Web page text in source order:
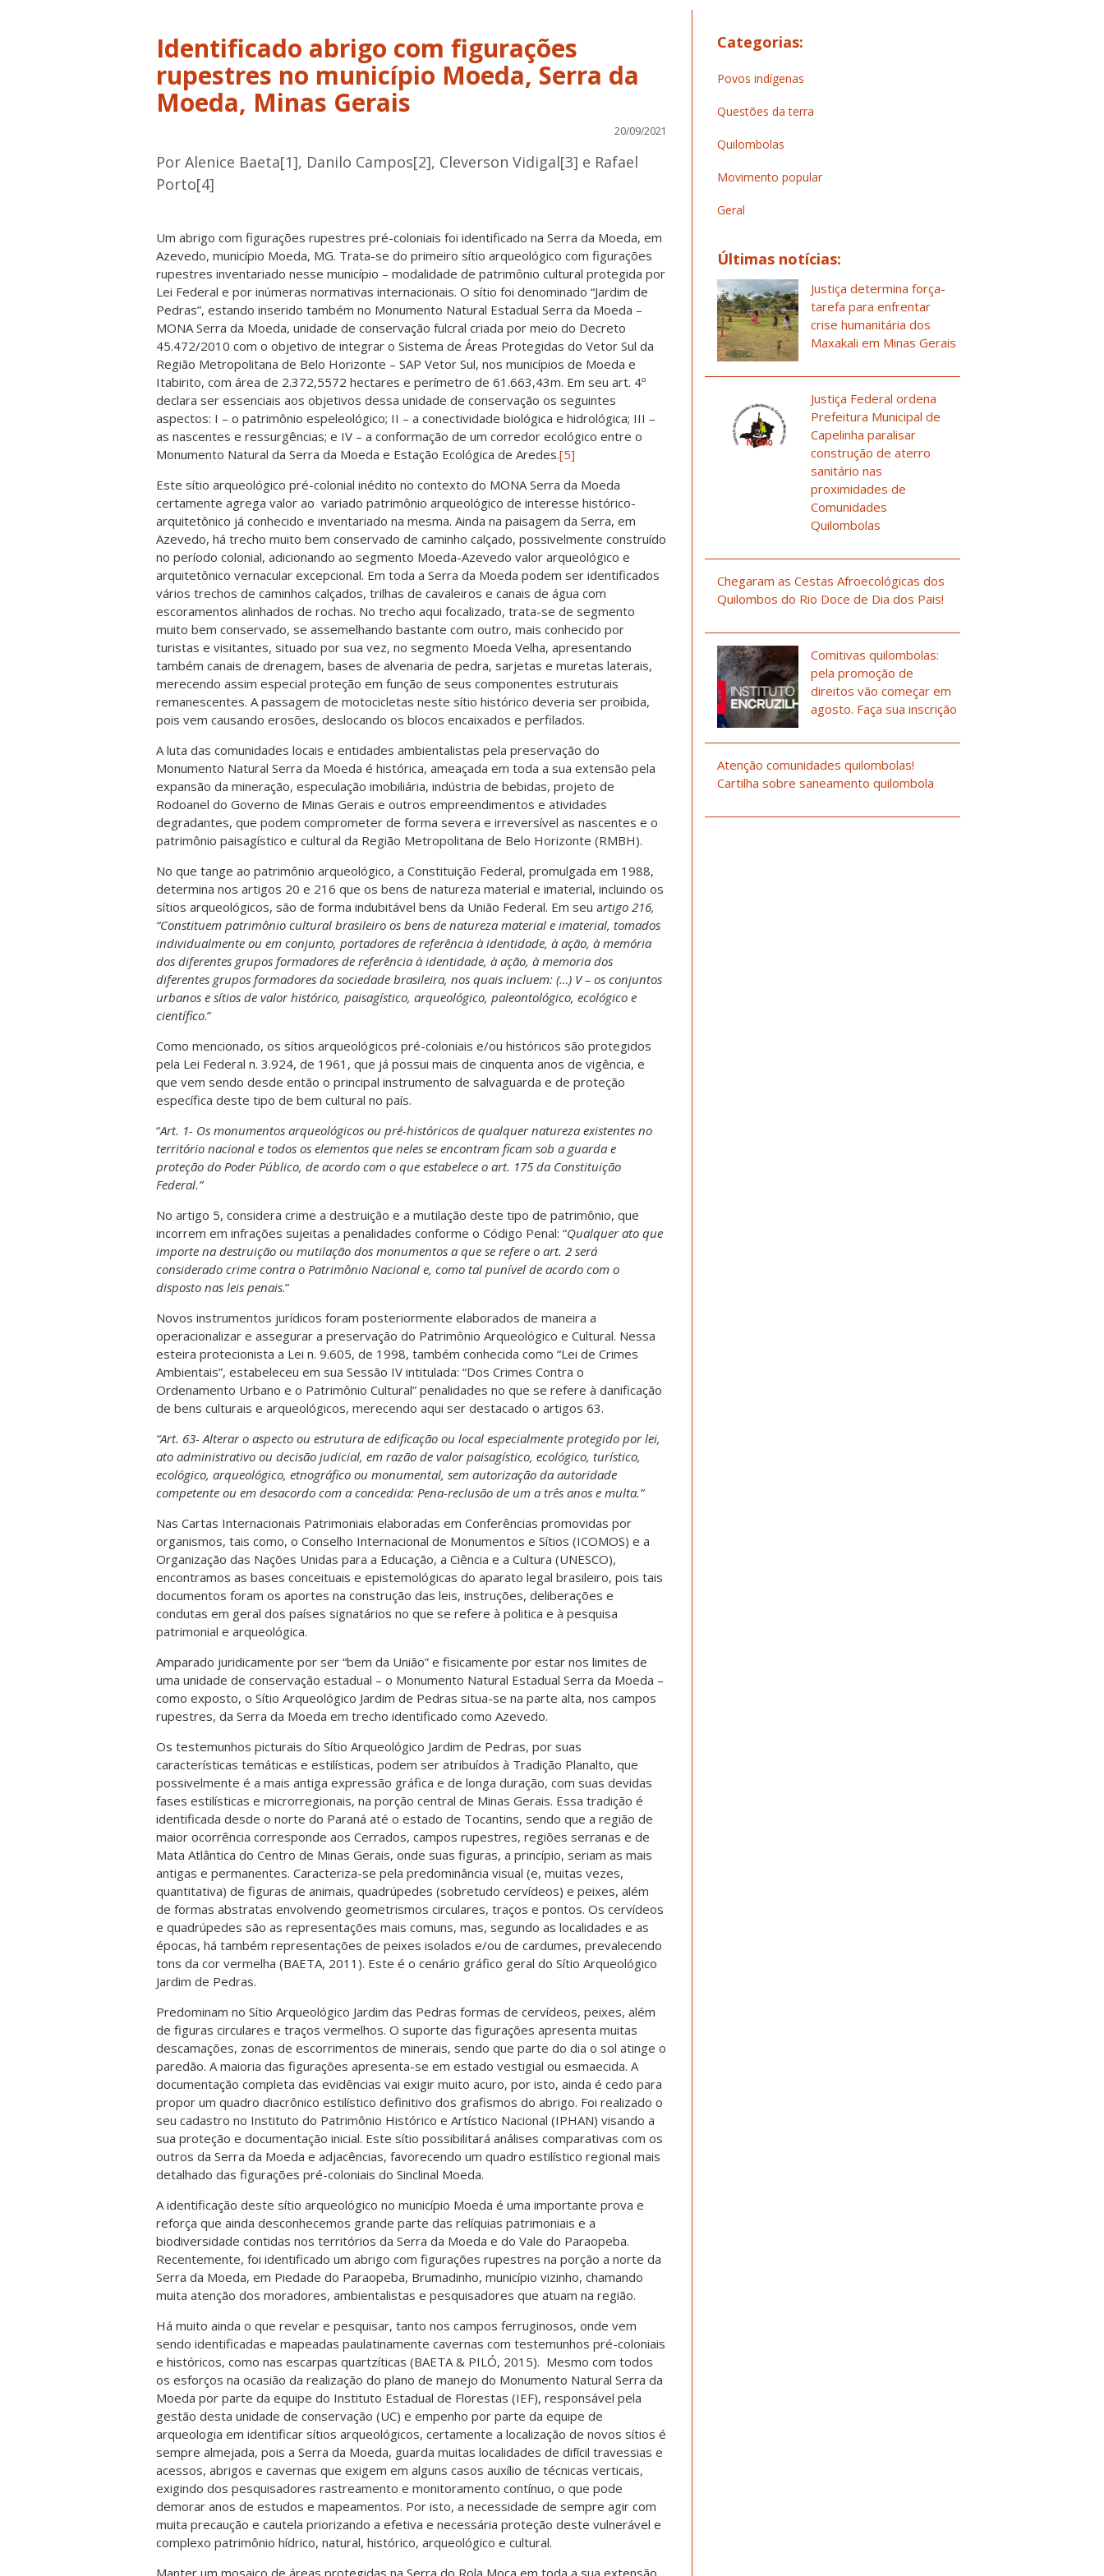
Identificado abrigo com figurações
rupestres no município Moeda, Serra da
Moeda, Minas Gerais
20/09/2021
Por Alenice Baeta[1], Danilo Campos[2], Cleverson Vidigal[3] e Rafael
Porto[4]
Um abrigo com figurações rupestres pré-coloniais foi identificado na Serra da Moeda, em
Azevedo, município Moeda, MG. Trata-se do primeiro sítio arqueológico com figurações
rupestres inventariado nesse município – modalidade de patrimônio cultural protegida por
Lei Federal e por inúmeras normativas internacionais. O sítio foi denominado “Jardim de
Pedras”, estando inserido também no Monumento Natural Estadual Serra da Moeda –
MONA Serra da Moeda, unidade de conservação fulcral criada por meio do Decreto
45.472/2010 com o objetivo de integrar o Sistema de Áreas Protegidas do Vetor Sul da
Região Metropolitana de Belo Horizonte – SAP Vetor Sul, nos municípios de Moeda e
Itabirito, com área de 2.372,5572 hectares e perímetro de 61.663,43m. Em seu art. 4º
declara ser essenciais aos objetivos dessa unidade de conservação os seguintes
aspectos: I – o patrimônio espeleológico; II – a conectividade biológica e hidrológica; III –
as nascentes e ressurgências; e IV – a conformação de um corredor ecológico entre o
Monumento Natural da Serra da Moeda e Estação Ecológica de Aredes.[5]
Este sítio arqueológico pré-colonial inédito no contexto do MONA Serra da Moeda
certamente agrega valor ao variado patrimônio arqueológico de interesse histórico-
arquitetônico já conhecido e inventariado na mesma. Ainda na paisagem da Serra, em
Azevedo, há trecho muito bem conservado de caminho calçado, possivelmente construído
no período colonial, adicionando ao segmento Moeda-Azevedo valor arqueológico e
arquitetônico vernacular excepcional. Em toda a Serra da Moeda podem ser identificados
vários trechos de caminhos calçados, trilhas de cavaleiros e canais de água com
escoramentos alinhados de rochas. No trecho aqui focalizado, trata-se de segmento
muito bem conservado, se assemelhando bastante com outro, mais conhecido por
turistas e visitantes, situado por sua vez, no segmento Moeda Velha, apresentando
também canais de drenagem, bases de alvenaria de pedra, sarjetas e muretas laterais,
merecendo assim especial proteção em função de seus componentes estruturais
remanescentes. A passagem de motocicletas neste sítio histórico deveria ser proibida,
pois vem causando erosões, deslocando os blocos encaixados e perfilados.
A luta das comunidades locais e entidades ambientalistas pela preservação do
Monumento Natural Serra da Moeda é histórica, ameaçada em toda a sua extensão pela
expansão da mineração, especulação imobiliária, indústria de bebidas, projeto de
Rodoanel do Governo de Minas Gerais e outros empreendimentos e atividades
degradantes, que podem comprometer de forma severa e irreversível as nascentes e o
patrimônio paisagístico e cultural da Região Metropolitana de Belo Horizonte (RMBH).
No que tange ao patrimônio arqueológico, a Constituição Federal, promulgada em 1988,
determina nos artigos 20 e 216 que os bens de natureza material e imaterial, incluindo os
sítios arqueológicos, são de forma indubitável bens da União Federal. Em seu artigo 216,
“Constituem patrimônio cultural brasileiro os bens de natureza material e imaterial, tomados
individualmente ou em conjunto, portadores de referência à identidade, à ação, à memória
dos diferentes grupos formadores de referência à identidade, à ação, à memoria dos
diferentes grupos formadores da sociedade brasileira, nos quais incluem: (…) V – os conjuntos
urbanos e sítios de valor histórico, paisagístico, arqueológico, paleontológico, ecológico e
científico.”
Como mencionado, os sítios arqueológicos pré-coloniais e/ou históricos são protegidos
pela Lei Federal n. 3.924, de 1961, que já possui mais de cinquenta anos de vigência, e
que vem sendo desde então o principal instrumento de salvaguarda e de proteção
específica deste tipo de bem cultural no país.
“Art. 1- Os monumentos arqueológicos ou pré-históricos de qualquer natureza existentes no
território nacional e todos os elementos que neles se encontram ficam sob a guarda e
proteção do Poder Público, de acordo com o que estabelece o art. 175 da Constituição
Federal.”
No artigo 5, considera crime a destruição e a mutilação deste tipo de patrimônio, que
incorrem em infrações sujeitas a penalidades conforme o Código Penal: “Qualquer ato que
importe na destruição ou mutilação dos monumentos a que se refere o art. 2 será
considerado crime contra o Patrimônio Nacional e, como tal punível de acordo com o
disposto nas leis penais.”
Novos instrumentos jurídicos foram posteriormente elaborados de maneira a
operacionalizar e assegurar a preservação do Patrimônio Arqueológico e Cultural. Nessa
esteira protecionista a Lei n. 9.605, de 1998, também conhecida como “Lei de Crimes
Ambientais”, estabeleceu em sua Sessão IV intitulada: “Dos Crimes Contra o
Ordenamento Urbano e o Patrimônio Cultural” penalidades no que se refere à danificação
de bens culturais e arqueológicos, merecendo aqui ser destacado o artigos 63.
“Art. 63- Alterar o aspecto ou estrutura de edificação ou local especialmente protegido por lei,
ato administrativo ou decisão judicial, em razão de valor paisagístico, ecológico, turístico,
ecológico, arqueológico, etnográfico ou monumental, sem autorização da autoridade
competente ou em desacordo com a concedida: Pena-reclusão de um a três anos e multa.”
Nas Cartas Internacionais Patrimoniais elaboradas em Conferências promovidas por
organismos, tais como, o Conselho Internacional de Monumentos e Sítios (ICOMOS) e a
Organização das Nações Unidas para a Educação, a Ciência e a Cultura (UNESCO),
encontramos as bases conceituais e epistemológicas do aparato legal brasileiro, pois tais
documentos foram os aportes na construção das leis, instruções, deliberações e
condutas em geral dos países signatários no que se refere à politica e à pesquisa
patrimonial e arqueológica.
Amparado juridicamente por ser “bem da União” e fisicamente por estar nos limites de
uma unidade de conservação estadual – o Monumento Natural Estadual Serra da Moeda –
como exposto, o Sítio Arqueológico Jardim de Pedras situa-se na parte alta, nos campos
rupestres, da Serra da Moeda em trecho identificado como Azevedo.
Os testemunhos picturais do Sítio Arqueológico Jardim de Pedras, por suas
características temáticas e estilísticas, podem ser atribuídos à Tradição Planalto, que
possivelmente é a mais antiga expressão gráfica e de longa duração, com suas devidas
fases estilísticas e microrregionais, na porção central de Minas Gerais. Essa tradição é
identificada desde o norte do Paraná até o estado de Tocantins, sendo que a região de
maior ocorrência corresponde aos Cerrados, campos rupestres, regiões serranas e de
Mata Atlântica do Centro de Minas Gerais, onde suas figuras, a princípio, seriam as mais
antigas e permanentes. Caracteriza-se pela predominância visual (e, muitas vezes,
quantitativa) de figuras de animais, quadrúpedes (sobretudo cervídeos) e peixes, além
de formas abstratas envolvendo geometrismos circulares, traços e pontos. Os cervídeos
e quadrúpedes são as representações mais comuns, mas, segundo as localidades e as
épocas, há também representações de peixes isolados e/ou de cardumes, prevalecendo
tons da cor vermelha (BAETA, 2011). Este é o cenário gráfico geral do Sítio Arqueológico
Jardim de Pedras.
Predominam no Sítio Arqueológico Jardim das Pedras formas de cervídeos, peixes, além
de figuras circulares e traços vermelhos. O suporte das figurações apresenta muitas
descamações, zonas de escorrimentos de minerais, sendo que parte do dia o sol atinge o
paredão. A maioria das figurações apresenta-se em estado vestigial ou esmaecida. A
documentação completa das evidências vai exigir muito acuro, por isto, ainda é cedo para
propor um quadro diacrônico estilístico definitivo dos grafismos do abrigo. Foi realizado o
seu cadastro no Instituto do Patrimônio Histórico e Artístico Nacional (IPHAN) visando a
sua proteção e documentação inicial. Este sítio possibilitará análises comparativas com os
outros da Serra da Moeda e adjacências, favorecendo um quadro estilístico regional mais
detalhado das figurações pré-coloniais do Sinclinal Moeda.
A identificação deste sítio arqueológico no município Moeda é uma importante prova e
reforça que ainda desconhecemos grande parte das relíquias patrimoniais e a
biodiversidade contidas nos territórios da Serra da Moeda e do Vale do Paraopeba.
Recentemente, foi identificado um abrigo com figurações rupestres na porção a norte da
Serra da Moeda, em Piedade do Paraopeba, Brumadinho, município vizinho, chamando
muita atenção dos moradores, ambientalistas e pesquisadores que atuam na região.
Há muito ainda o que revelar e pesquisar, tanto nos campos ferruginosos, onde vem
sendo identificadas e mapeadas paulatinamente cavernas com testemunhos pré-coloniais
e históricos, como nas escarpas quartzíticas (BAETA & PILÓ, 2015). Mesmo com todos
os esforços na ocasião da realização do plano de manejo do Monumento Natural Serra da
Moeda por parte da equipe do Instituto Estadual de Florestas (IEF), responsável pela
gestão desta unidade de conservação (UC) e empenho por parte da equipe de
arqueologia em identificar sítios arqueológicos, certamente a localização de novos sítios é
sempre almejada, pois a Serra da Moeda, guarda muitas localidades de difícil travessias e
acessos, abrigos e cavernas que exigem em alguns casos auxílio de técnicas verticais,
exigindo dos pesquisadores rastreamento e monitoramento contínuo, o que pode
demorar anos de estudos e mapeamentos. Por isto, a necessidade de sempre agir com
muita precaução e cautela priorizando a efetiva e necessária proteção deste vulnerável e
complexo patrimônio hídrico, natural, histórico, arqueológico e cultural.
Manter um mosaico de áreas protegidas na Serra do Rola Moça em toda a sua extensão
Categorias:
Povos indígenas
Questões da terra
Quilombolas
Movimento popular
Geral
Últimas notícias:
Justiça determina força-
tarefa para enfrentar
crise humanitária dos
Maxakali em Minas Gerais
Justiça Federal ordena
Prefeitura Municipal de
Capelinha paralisar
construção de aterro
sanitário nas
proximidades de
Comunidades
Quilombolas
Chegaram as Cestas Afroecológicas dos
Quilombos do Rio Doce de Dia dos Pais!
Comitivas quilombolas:
pela promoção de
direitos vão começar em
agosto. Faça sua inscrição
Atenção comunidades quilombolas!
Cartilha sobre saneamento quilombola